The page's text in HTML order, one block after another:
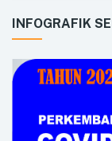
INFOGRAFIK